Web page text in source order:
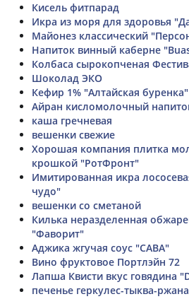
Кисель фитпарад
Икра из моря для здоровья
Майонез классический
Напиток винный каберне
Колбаса сырокопченая
Шоколад ЭКО
Кефир 1% "Алтайская буренка"
Айран кисломолочный
каша гречневая
вешенки свежие
Хорошая компания плитка
крошкой "РотФронт"
Имитированная икра
чудо"
вешенки со сметаной
Килька неразделенная
"Фаворит"
Аджика жгучая соус "САВА"
Вино фруктовое Портлэйн 72
Лапша Квисти вкус говядина
печенье геркулес-тыква-